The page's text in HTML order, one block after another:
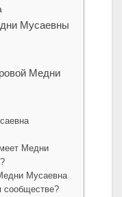
Мусаевны
Медни
Медни
Мусаевна
сообществе?